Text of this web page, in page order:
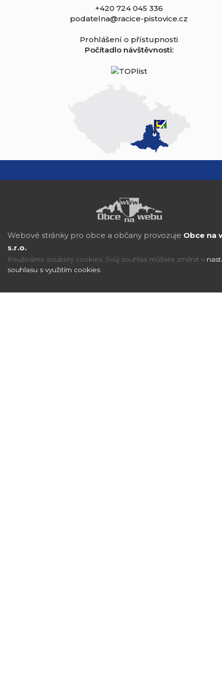
+420 724 045 336
podatelna@racice-pistovice.cz
Prohlášení o přístupnosti
Počítadlo návštěvnosti:
Webové stránky pro obce a občany provozuje Obce na
s.r.o.
Používáme soubory cookies. Svůj souhlas můžete změnit v
souhlasu s využitím cookies